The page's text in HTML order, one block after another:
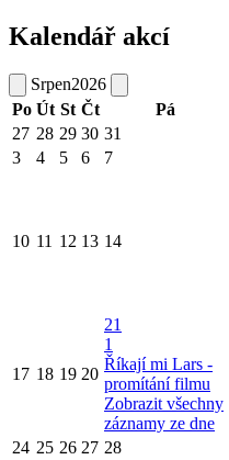
Kalendář akcí
Srpen2026
Po Út St Čt Pá
27 28 29 30 31
3
4 5 6 7
10 11 12 13 14
17 18 19 20
21
1
Říkají mi Lars -
promítání filmu
Zobrazit všechny
záznamy ze dne
24 25 26 27 28